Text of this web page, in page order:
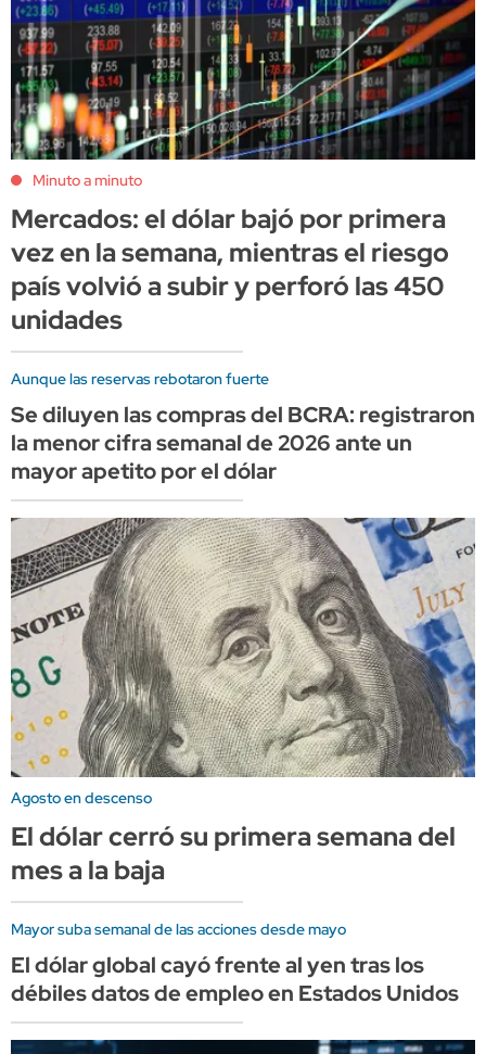
Minuto a minuto
Mercados: el dólar bajó por primera
vez en la semana, mientras el riesgo
país volvió a subir y perforó las 450
unidades
Aunque las reservas rebotaron fuerte
Se diluyen las compras del BCRA: registraron
la menor cifra semanal de 2026 ante un
mayor apetito por el dólar
Agosto en descenso
El dólar cerró su primera semana del
mes a la baja
Mayor suba semanal de las acciones desde mayo
El dólar global cayó frente al yen tras los
débiles datos de empleo en Estados Unidos